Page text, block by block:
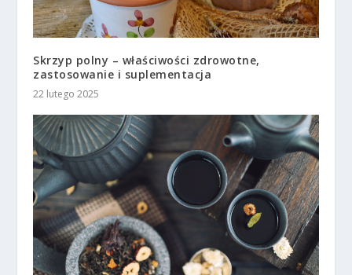
Skrzyp polny – właściwości zdrowotne,
zastosowanie i suplementacja
22 lutego 2025